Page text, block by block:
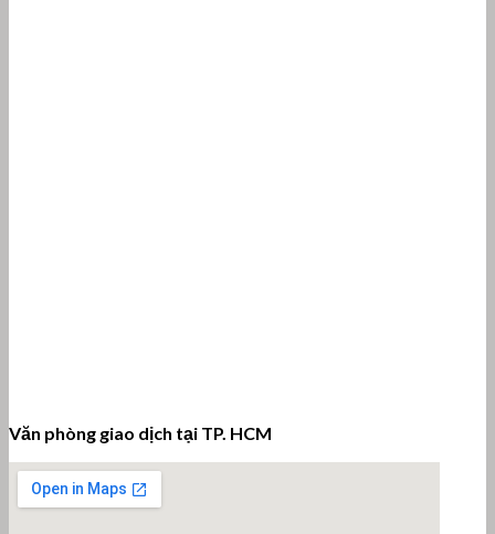
Văn phòng giao dịch tại TP. HCM